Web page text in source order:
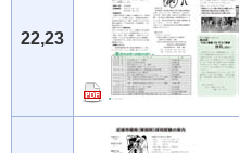
22,23